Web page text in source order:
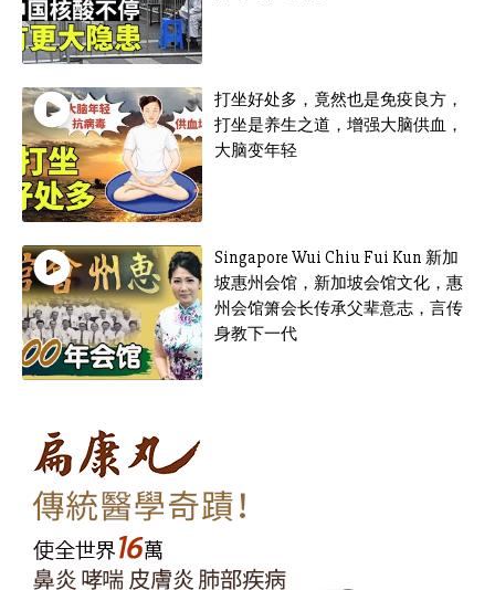
打坐好处多，竟然也是免疫良方，
打坐是养生之道，增强大脑供血，
大脑变年轻
Singapore Wui Chiu Fui Kun 新加
坡惠州会馆，新加坡会馆文化，惠
州会馆箫会长传承父辈意志，言传
身教下一代